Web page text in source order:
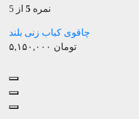
نمره 5 از 5
چاقوی کباب زنی بلند
تومان